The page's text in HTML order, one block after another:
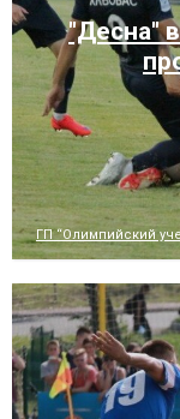
"Десна"
ГП “Олимпийский